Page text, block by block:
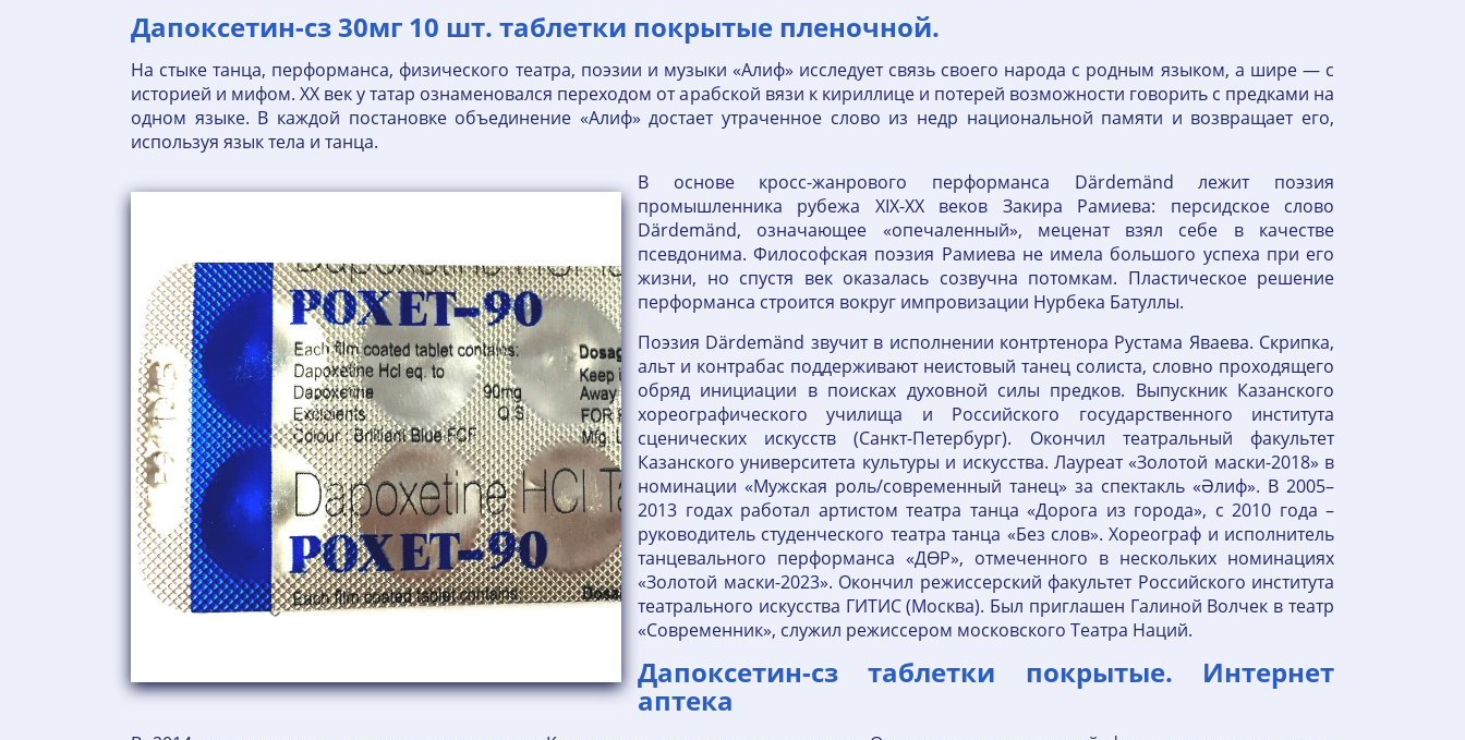
Дапоксетин-сз 30мг 10 шт. таблетки покрытые пленочной.
На стыке танца, перформанса, физического театра, поэзии и музыки «Алиф» исследует связь своего народа с родным языком, а шире — с
историей и мифом. XX век у татар ознаменовался переходом от арабской вязи к кириллице и потерей возможности говорить с предками на
одном языке. В каждой постановке объединение «Алиф» достает утраченное слово из недр национальной памяти и возвращает его,
используя язык тела и танца.
В основе кросс-жанрового перформанса Därdemänd лежит поэзия
промышленника рубежа XIX-XX веков Закира Рамиева: персидское слово
Därdemänd, означающее «опечаленный», меценат взял себе в качестве
псевдонима. Философская поэзия Рамиева не имела большого успеха при его
жизни, но спустя век оказалась созвучна потомкам. Пластическое решение
перформанса строится вокруг импровизации Нурбека Батуллы.
Поэзия Därdemänd звучит в исполнении контртенора Рустама Яваева. Скрипка,
альт и контрабас поддерживают неистовый танец солиста, словно проходящего
обряд инициации в поисках духовной силы предков. Выпускник Казанского
хореографического училища и Российского государственного института
сценических искусств (Санкт-Петербург). Окончил театральный факультет
Казанского университета культуры и искусства. Лауреат «Золотой маски-2018» в
номинации «Мужская роль/современный танец» за спектакль «Әлиф». В 2005–
2013 годах работал артистом театра танца «Дорога из города», с 2010 года –
руководитель студенческого театра танца «Без слов». Хореограф и исполнитель
танцевального перформанса «ДӨР», отмеченного в нескольких номинациях
«Золотой маски-2023». Окончил режиссерский факультет Российского института
театрального искусства ГИТИС (Москва). Был приглашен Галиной Волчек в театр
«Современник», служил режиссером московского Театра Наций.
Дапоксетин-сз таблетки покрытые. Интернет
аптека